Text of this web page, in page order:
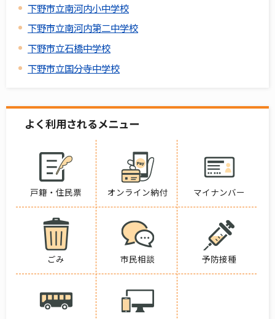
下野市立南河内小中学校
下野市立南河内第二中学校
下野市立石橋中学校
下野市立国分寺中学校
よく利用されるメニュー
戸籍・住民票 オンライン納付 マイナンバー
ごみ 市民相談 予防接種